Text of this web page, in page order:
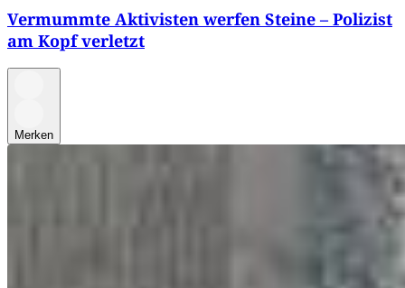
Vermummte Aktivisten werfen Steine – Polizist
am Kopf verletzt
Merken